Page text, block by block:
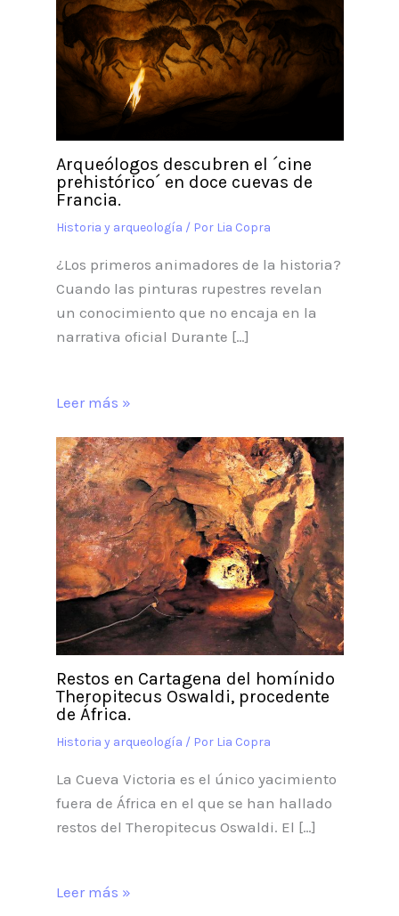
Arqueólogos descubren el ´cine
prehistórico´ en doce cuevas de
Francia.
Historia y arqueología / Por Lia Copra
¿Los primeros animadores de la historia?
Cuando las pinturas rupestres revelan
un conocimiento que no encaja en la
narrativa oficial Durante […]
Leer más »
Restos en Cartagena del homínido
Theropitecus Oswaldi, procedente
de África.
Historia y arqueología / Por Lia Copra
La Cueva Victoria es el único yacimiento
fuera de África en el que se han hallado
restos del Theropitecus Oswaldi. El […]
Leer más »